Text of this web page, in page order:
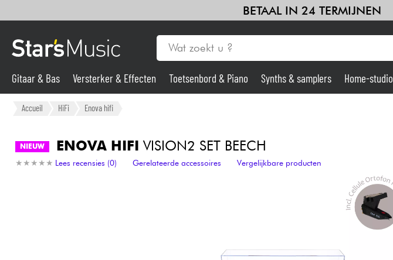
BETAAL IN 24 TERMIJNEN
Gitaar & Bas
Synths & samplers
Drums & percussie
Gitaar & Bas Versterker & Effecten Toetsenbord & Piano Synths & samplers Home-studio
Accueil HiFi Enova hifi
NIEUW ENOVA HIFI VISION2 SET BEECH
★ ★ ★ ★ ★
★ ★ ★ ★ ★ Lees recensies (0) Gerelateerde accessoires Vergelijkbare producten